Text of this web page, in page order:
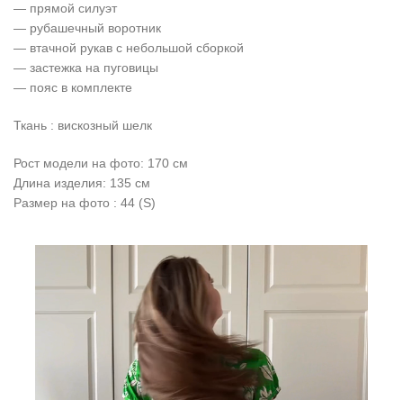
— прямой силуэт
— рубашечный воротник
— втачной рукав с небольшой сборкой
— застежка на пуговицы
— пояс в комплекте
Ткань : вискозный шелк
Рост модели на фото: 170 см
Длина изделия: 135 см
Размер на фото : 44 (S)